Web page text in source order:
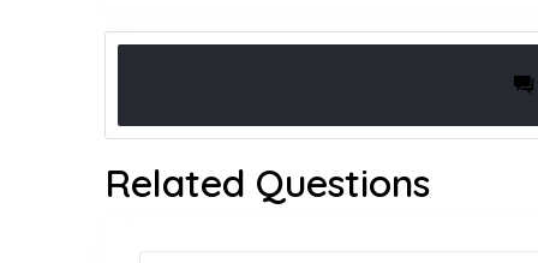
Related Questions